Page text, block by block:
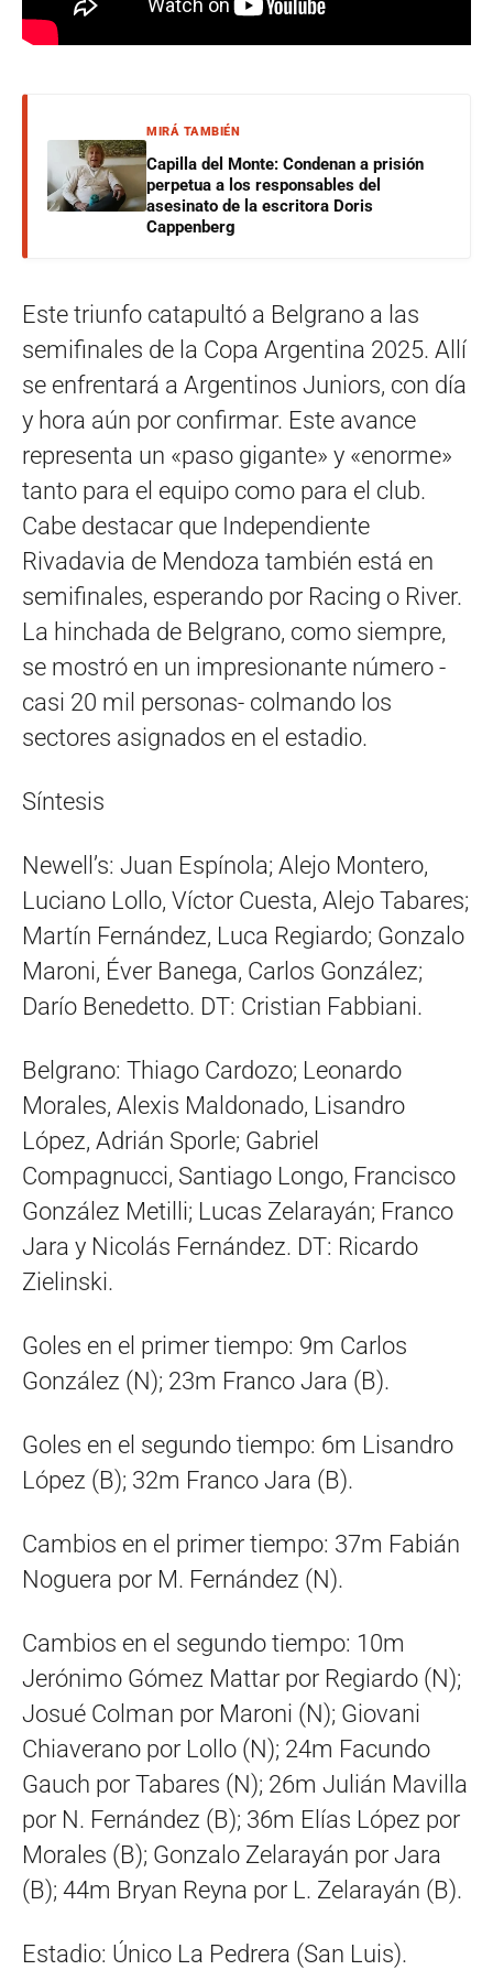
MIRÁ TAMBIÉN
Capilla del Monte: Condenan a prisión
perpetua a los responsables del
asesinato de la escritora Doris
Cappenberg
Este triunfo catapultó a Belgrano a las
semifinales de la Copa Argentina 2025. Allí
se enfrentará a Argentinos Juniors, con día
y hora aún por confirmar. Este avance
representa un «paso gigante» y «enorme»
tanto para el equipo como para el club.
Cabe destacar que Independiente
Rivadavia de Mendoza también está en
semifinales, esperando por Racing o River.
La hinchada de Belgrano, como siempre,
se mostró en un impresionante número -
casi 20 mil personas- colmando los
sectores asignados en el estadio.
Síntesis
Newell’s: Juan Espínola; Alejo Montero,
Luciano Lollo, Víctor Cuesta, Alejo Tabares;
Martín Fernández, Luca Regiardo; Gonzalo
Maroni, Éver Banega, Carlos González;
Darío Benedetto. DT: Cristian Fabbiani.
Belgrano: Thiago Cardozo; Leonardo
Morales, Alexis Maldonado, Lisandro
López, Adrián Sporle; Gabriel
Compagnucci, Santiago Longo, Francisco
González Metilli; Lucas Zelarayán; Franco
Jara y Nicolás Fernández. DT: Ricardo
Zielinski.
Goles en el primer tiempo: 9m Carlos
González (N); 23m Franco Jara (B).
Goles en el segundo tiempo: 6m Lisandro
López (B); 32m Franco Jara (B).
Cambios en el primer tiempo: 37m Fabián
Noguera por M. Fernández (N).
Cambios en el segundo tiempo: 10m
Jerónimo Gómez Mattar por Regiardo (N);
Josué Colman por Maroni (N); Giovani
Chiaverano por Lollo (N); 24m Facundo
Gauch por Tabares (N); 26m Julián Mavilla
por N. Fernández (B); 36m Elías López por
Morales (B); Gonzalo Zelarayán por Jara
(B); 44m Bryan Reyna por L. Zelarayán (B).
Estadio: Único La Pedrera (San Luis).